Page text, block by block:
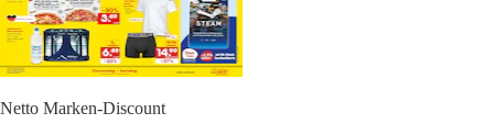
Netto Marken-Discount